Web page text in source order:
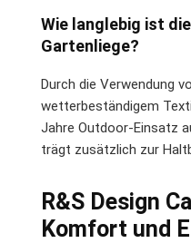
Wie langlebig ist
Gartenliege?
Durch die Verwendung
wetterbeständigem
Jahre Outdoor-Einsatz
trägt zusätzlich zur
R&S Design
Komfort und